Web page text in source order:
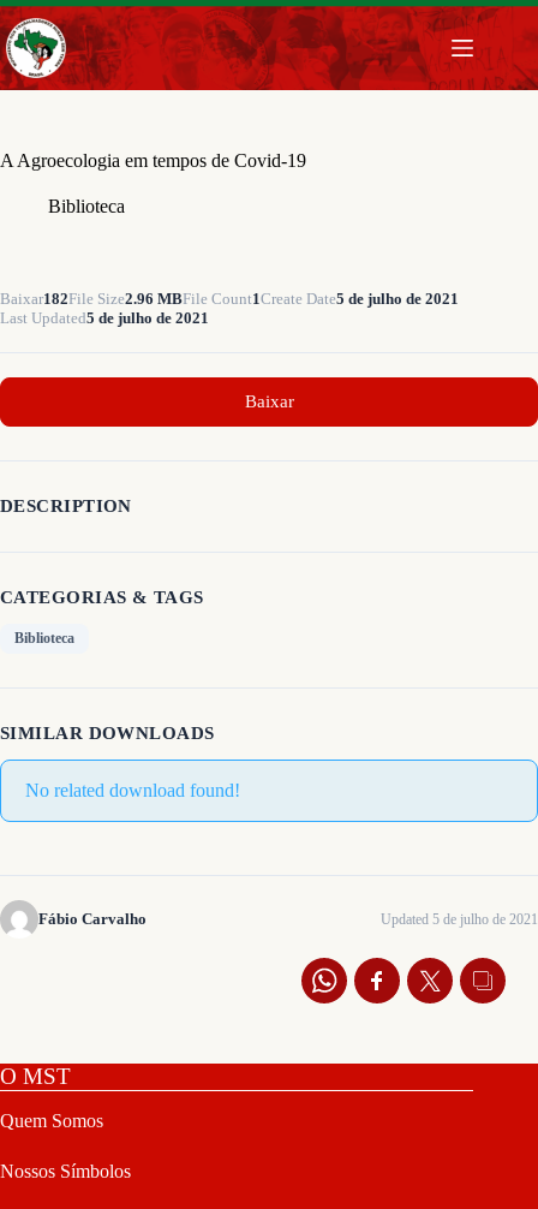
Pular
para
o
conteúdo
A Agroecologia em tempos de Covid-19
Biblioteca
Baixar182File Size2.96 MBFile Count1Create Date5 de julho de 2021
Last Updated5 de julho de 2021
Baixar
DESCRIPTION
CATEGORIAS & TAGS
Biblioteca
SIMILAR DOWNLOADS
No related download found!
Fábio Carvalho Updated 5 de julho de 2021
O MST
Quem Somos
Nossos Símbolos